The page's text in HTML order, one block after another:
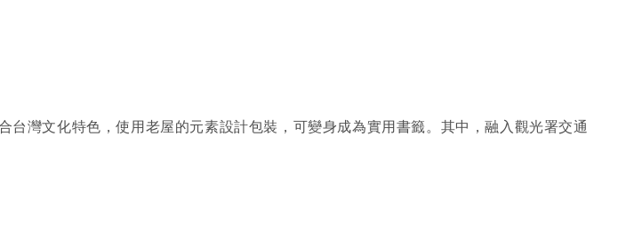
灣文化特色，使用老屋的元素設計包裝，可變身成為實用書籤。其中，融入觀光署交通